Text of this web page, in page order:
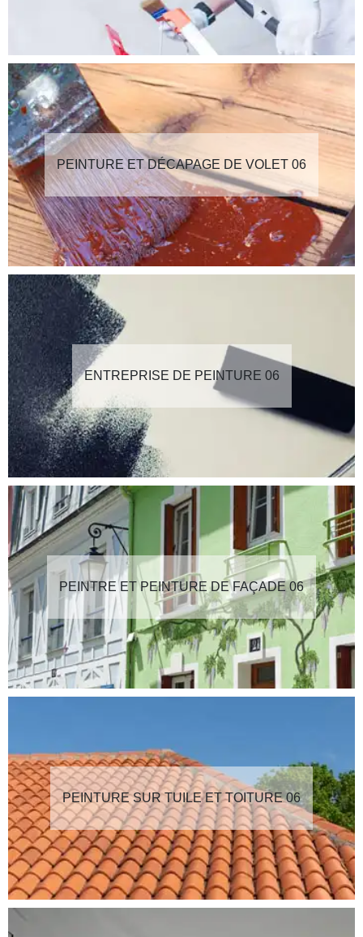
PEINTURE ET DÉCAPAGE DE VOLET 06
ENTREPRISE DE PEINTURE 06
PEINTRE ET PEINTURE DE FAÇADE 06
PEINTURE SUR TUILE ET TOITURE 06